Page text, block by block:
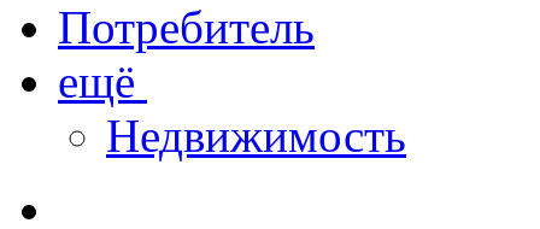
Потребитель
ещё
Недвижимость